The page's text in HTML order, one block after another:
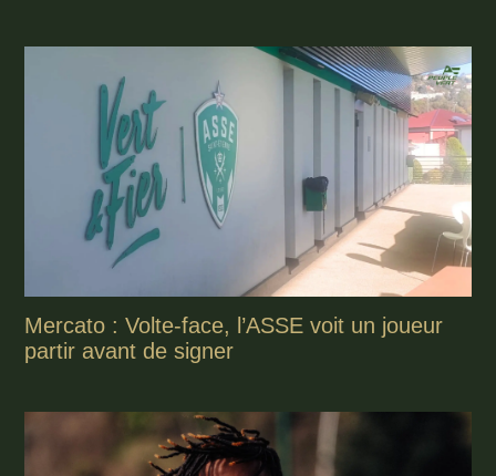
Mercato : Volte-face, l’ASSE voit un joueur
partir avant de signer